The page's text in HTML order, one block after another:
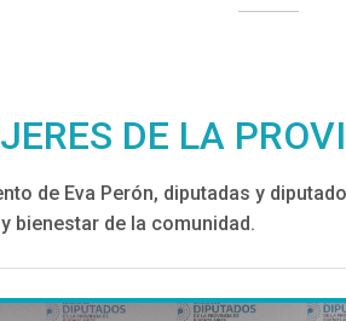
DE LA
de Eva Perón, diputadas y
bienestar de la comunidad.